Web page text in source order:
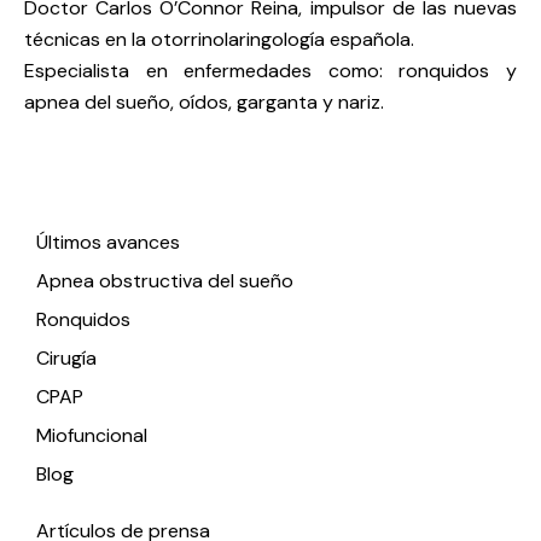
Doctor Carlos O’Connor Reina, impulsor de las nuevas
técnicas en la otorrinolaringología española.
Especialista en enfermedades como: ronquidos y
apnea del sueño, oídos, garganta y nariz.
Últimos avances
Apnea obstructiva del sueño
Ronquidos
Cirugía
CPAP
Miofuncional
Blog
Artículos de prensa